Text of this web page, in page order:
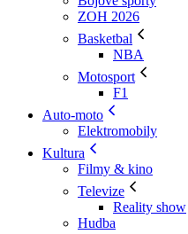
ZOH 2026
Basketbal
NBA
Motosport
F1
Auto-moto
Elektromobily
Kultura
Filmy & kino
Televize
Reality show
Hudba